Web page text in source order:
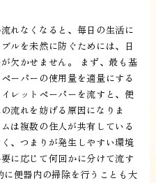
れなくなると、毎日の生活に
ルを未然に防ぐためには、日
欠かせません。 まず、最も基
ーパーの使用量を適量にする
レットペーパーを流すと、便
流れを妨げる原因になりま
は複数の住人が共有している
、つまりが発生しやすい環境
に応じて何回かに分けて流す
便器内の掃除を行うことも大